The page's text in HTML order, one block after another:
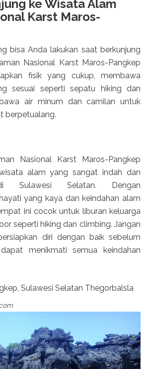
ke Wisata Alam
Karst Maros-
bisa Anda lakukan saat berkunjung
Nasional Karst Maros-Pangkep
fisik yang cukup, membawa
sesuai seperti sepatu hiking dan
air minum dan camilan untuk
berpetualang.
Nasional Karst Maros-Pangkep
alam yang sangat indah dan
Sulawesi Selatan. Dengan
yang kaya dan keindahan alam
ini cocok untuk liburan keluarga
seperti hiking dan climbing. Jangan
diri dengan baik sebelum
menikmati semua keindahan